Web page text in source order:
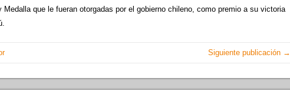
Medalla que le fueran otorgadas por el gobierno chileno, como premio a su victoria
Siguiente publicación →